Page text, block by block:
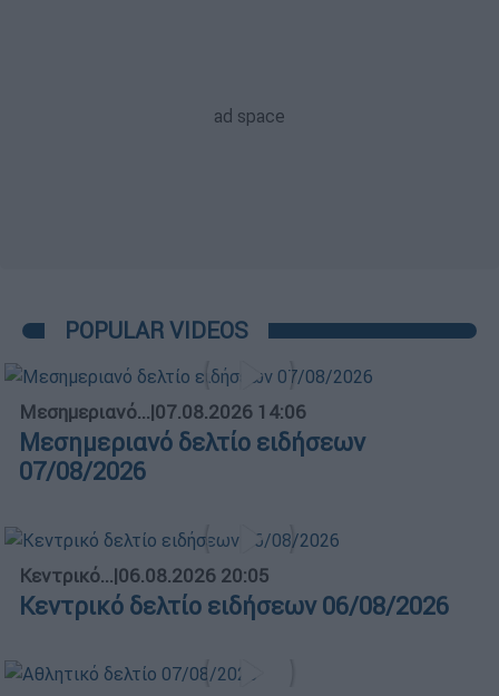
POPULAR VIDEOS
Μεσημεριανό...|07.08.2026 14:06
Μεσημεριανό δελτίο ειδήσεων
07/08/2026
Κεντρικό...|06.08.2026 20:05
Κεντρικό δελτίο ειδήσεων 06/08/2026